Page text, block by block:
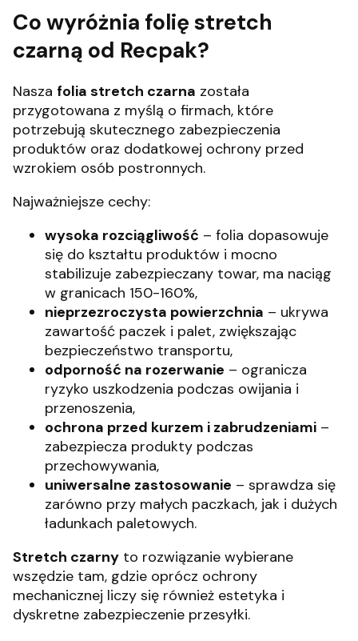
Co wyróżnia folię stretch
czarną od Recpak?
Nasza folia stretch czarna została
przygotowana z myślą o firmach, które
potrzebują skutecznego zabezpieczenia
produktów oraz dodatkowej ochrony przed
wzrokiem osób postronnych.
Najważniejsze cechy:
wysoka rozciągliwość – folia dopasowuje
się do kształtu produktów i mocno
stabilizuje zabezpieczany towar, ma naciąg
w granicach 150-160%,
nieprzezroczysta powierzchnia – ukrywa
zawartość paczek i palet, zwiększając
bezpieczeństwo transportu,
odporność na rozerwanie – ogranicza
ryzyko uszkodzenia podczas owijania i
przenoszenia,
ochrona przed kurzem i zabrudzeniami –
zabezpiecza produkty podczas
przechowywania,
uniwersalne zastosowanie – sprawdza się
zarówno przy małych paczkach, jak i dużych
ładunkach paletowych.
Stretch czarny to rozwiązanie wybierane
wszędzie tam, gdzie oprócz ochrony
mechanicznej liczy się również estetyka i
dyskretne zabezpieczenie przesyłki.